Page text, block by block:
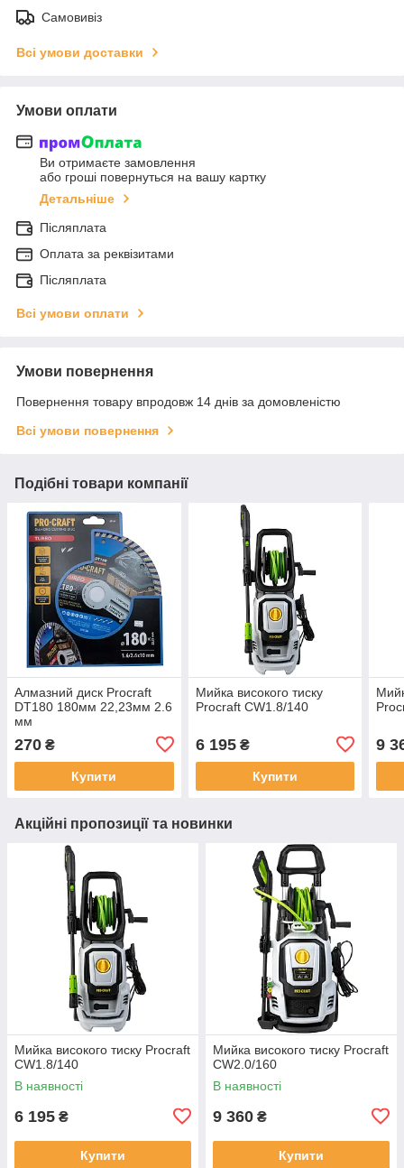
Самовивіз
Всі умови доставки
Умови оплати
Ви отримаєте замовлення
або гроші повернуться на вашу картку
Детальніше
Післяплата
Оплата за реквізитами
Післяплата
Всі умови оплати
Умови повернення
Повернення товару впродовж 14 днів за домовленістю
Всі умови повернення
Подібні товари компанії
Алмазний диск Procraft
DT180 180мм 22,23мм 2.6
мм
270 ₴
Купити
Мийка високого тиску
Procraft CW1.8/140
6 195₴
Купити
9
Акційні пропозиції та новинки
Мийка високого тиску Procraft
CW1.8/140
В наявності
6 195 ₴
Купити
Мийка високого тиску Procraft
CW2.0/160
В наявності
9 360 ₴
Купити